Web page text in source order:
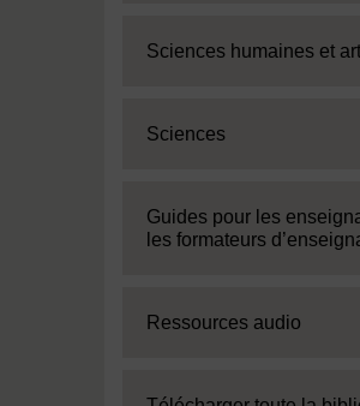
Expand
Sciences humaines et
Expand
Sciences
Expand
Guides pour les
les formateurs
Expand
Ressources audio